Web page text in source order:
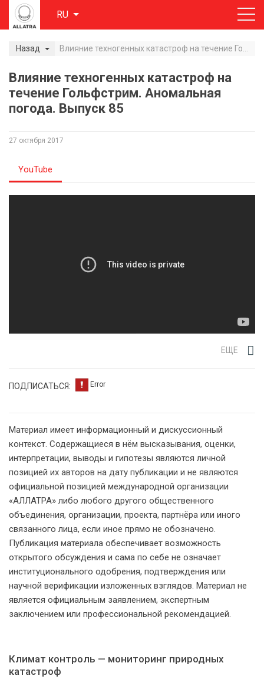
RU
Назад
Влияние техногенных катастроф на
течение Гольфстрим. Аномальная
погода. Выпуск 85
27 октября 2017
YouTube
ЕЩЕ
ПОДПИСАТЬСЯ:
Материал имеет информационный и дискуссионный
контекст. Содержащиеся в нём высказывания, оценки,
интерпретации, выводы и гипотезы являются личной
позицией их авторов на дату публикации и не являются
официальной позицией международной организации
«АЛЛАТРА» либо любого другого общественного
объединения, организации, проекта, партнёра или иного
связанного лица, если иное прямо не обозначено.
Публикация материала обеспечивает возможность
открытого обсуждения и сама по себе не означает
институционального одобрения, подтверждения или
научной верификации изложенных взглядов. Материал не
является официальным заявлением, экспертным
заключением или профессиональной рекомендацией.
Климат контроль — мониторинг природных
катастроф